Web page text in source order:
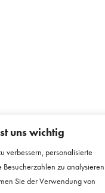
uns wichtig
verbessern, personalisierte
zu
Sie der Verwendung von